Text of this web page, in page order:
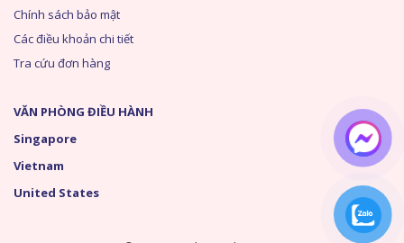
Chính sách bảo mật
Các điều khoản chi tiết
Tra cứu đơn hàng
VĂN PHÒNG ĐIỀU HÀNH
Singapore
Vietnam
United States